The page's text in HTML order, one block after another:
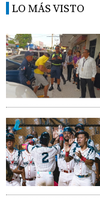
LO MÁS VISTO